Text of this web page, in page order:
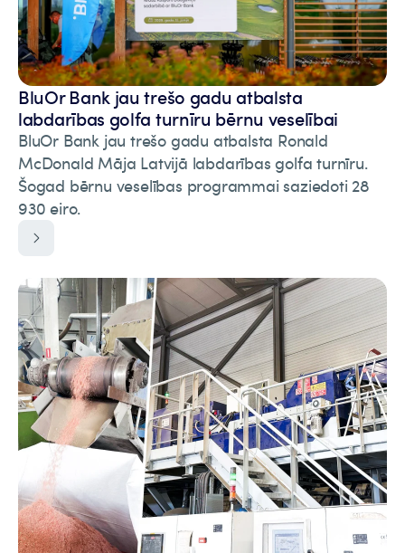
BluOr Bank jau trešo gadu atbalsta
labdarības golfa turnīru bērnu veselībai
BluOr Bank jau trešo gadu atbalsta Ronald
McDonald Māja Latvijā labdarības golfa turnīru.
Šogad bērnu veselības programmai saziedoti 28
930 eiro.